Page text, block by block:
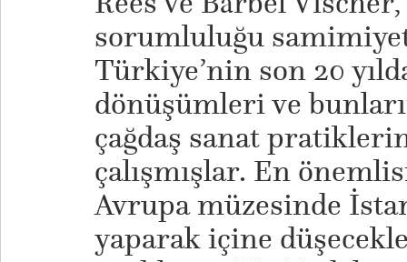
sorumluluğu
Türkiye’nin son 20
dönüşümleri ve
çağdaş sanat
çalışmışlar. En
Avrupa müzesinde
yaparak içine